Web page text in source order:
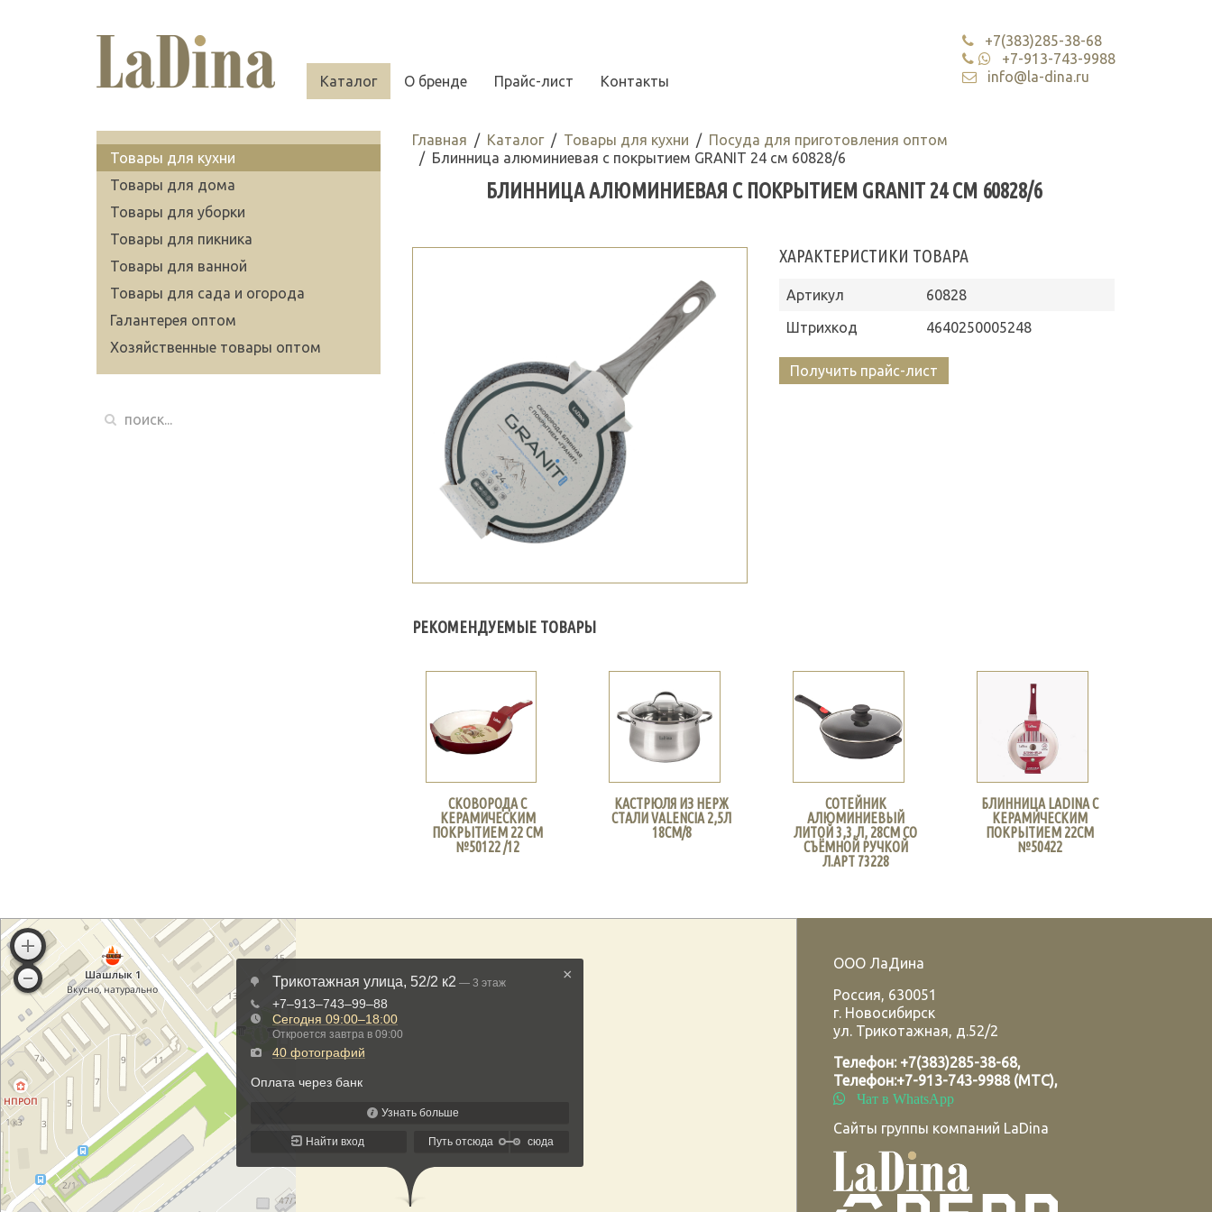
Каталог О бренде Прайс-лист Контакты
+7(383)285-38-68
+7-913-743-9988
info@la-dina.ru
Главная Каталог Товары для кухни
Посуда для приготовления оптом
Блинница алюминиевая с покрытием GRANIT 24 см 60828/6
БЛИННИЦА АЛЮМИНИЕВАЯ С ПОКРЫТИЕМ GRANIT 24 СМ 60828/6
ХАРАКТЕРИСТИКИ ТОВАРА
Артикул
60828
Штрихкод
4640250005248
Получить прайс-лист
РЕКОМЕНДУЕМЫЕ ТОВАРЫ
СКОВОРОДА С
КЕРАМИЧЕСКИМ
ПОКРЫТИЕМ 22 СМ
№50122 /12
КАСТРЮЛЯ ИЗ НЕРЖ
СТАЛИ VALENCIA 2,5Л
18СМ/8
СОТЕЙНИК
АЛЮМИНИЕВЫЙ
ЛИТОЙ 3,3,Л, 28СМ СО
СЪЁМНОЙ РУЧКОЙ
Л.АРТ 73228
БЛИННИЦА LADINA С
КЕРАМИЧЕСКИМ
ПОКРЫТИЕМ 22СМ
№50422
Товары для кухни
Товары для дома
Товары для уборки
Товары для пикника
Товары для ванной
Товары для сада и огорода
Галантерея оптом
Хозяйственные товары оптом
ООО ЛаДина
Россия, 630051
г. Новосибирск
ул. Трикотажная, д.52/2
Телефон: +7(383)285-38-68,
Телефон:+7-913-743-9988 (МТС),
Чат в WhatsApp
Сайты группы компаний LaDina